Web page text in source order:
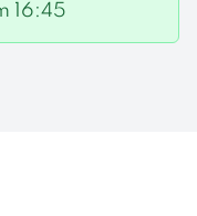
16:45